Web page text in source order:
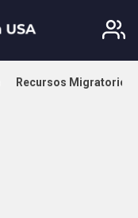
Recursos Migratorios